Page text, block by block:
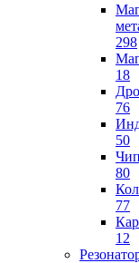
298
18
76
50
80
77
12